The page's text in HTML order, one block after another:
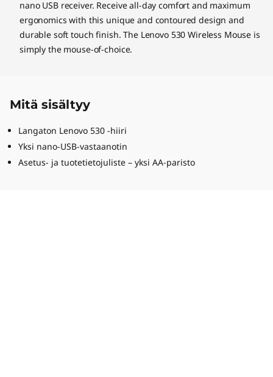
nano USB receiver. Receive all-day comfort and maximum
ergonomics with this unique and contoured design and
durable soft touch finish. The Lenovo 530 Wireless Mouse is
simply the mouse-of-choice.
Mitä sisältyy
Langaton Lenovo 530 -hiiri
Yksi nano-USB-vastaanotin
Asetus- ja tuotetietojuliste – yksi AA-paristo